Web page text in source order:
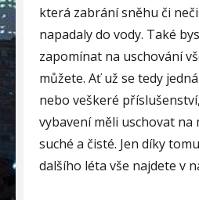
která zabrání sněhu či
napadaly do vody. Také
zapomínat na uschování
můžete. Ať už se tedy
nebo veškeré
vybavení měli uschovat na
suché a čisté. Jen díky
dalšího léta vše najdete v